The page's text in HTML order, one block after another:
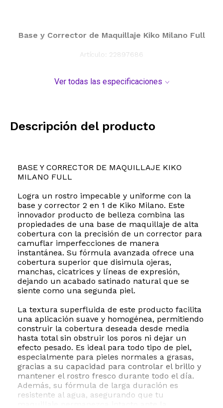
Base y Corrector de Maquillaje Kiko Milano Full
Artículo: 22897686
Ver todas las especificaciones
Descripción del producto
BASE Y CORRECTOR DE MAQUILLAJE KIKO
MILANO FULL
Logra un rostro impecable y uniforme con la
base y corrector 2 en 1 de Kiko Milano. Este
innovador producto de belleza combina las
propiedades de una base de maquillaje de alta
cobertura con la precisión de un corrector para
camuflar imperfecciones de manera
instantánea. Su fórmula avanzada ofrece una
cobertura superior que disimula ojeras,
manchas, cicatrices y líneas de expresión,
dejando un acabado satinado natural que se
siente como una segunda piel.
La textura superfluida de este producto facilita
una aplicación suave y homogénea, permitiendo
construir la cobertura deseada desde media
hasta total sin obstruir los poros ni dejar un
efecto pesado. Es ideal para todo tipo de piel,
especialmente para pieles normales a grasas,
gracias a su capacidad para controlar el brillo y
mantener el rostro fresco durante todo el día.
Además, su fórmula de larga duración es
resistente al agua, asegurando que tu